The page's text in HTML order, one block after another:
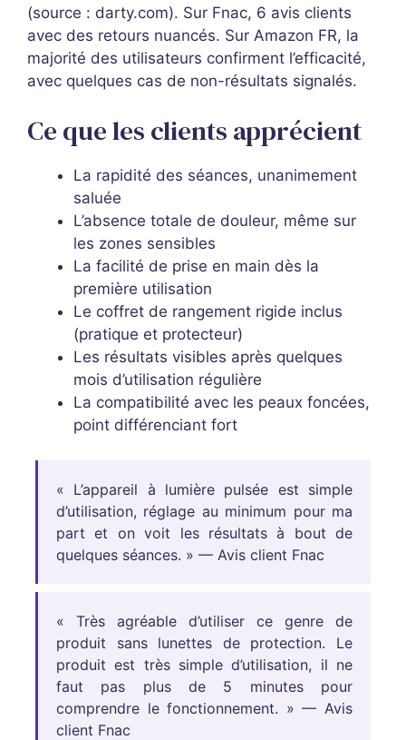
(source : darty.com). Sur Fnac, 6 avis clients
avec des retours nuancés. Sur Amazon FR, la
majorité des utilisateurs confirment l’efficacité,
avec quelques cas de non-résultats signalés.
Ce que les clients apprécient
La rapidité des séances, unanimement
saluée
L’absence totale de douleur, même sur
les zones sensibles
La facilité de prise en main dès la
première utilisation
Le coffret de rangement rigide inclus
(pratique et protecteur)
Les résultats visibles après quelques
mois d’utilisation régulière
La compatibilité avec les peaux foncées,
point différenciant fort
« L’appareil à lumière pulsée est simple
d’utilisation, réglage au minimum pour ma
part et on voit les résultats à bout de
quelques séances. » — Avis client Fnac
« Très agréable d’utiliser ce genre de
produit sans lunettes de protection. Le
produit est très simple d’utilisation, il ne
faut pas plus de 5 minutes pour
comprendre le fonctionnement. » — Avis
client Fnac